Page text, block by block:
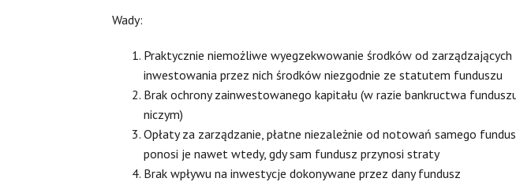
Wady:
Praktycznie niemożliwe wyegzekwowanie środków od
inwestowania przez nich środków niezgodnie ze statutem funduszu
Brak ochrony zainwestowanego kapitału (w razie bankructwa
niczym)
Opłaty za zarządzanie, płatne niezależnie od notowań samego
ponosi je nawet wtedy, gdy sam fundusz przynosi straty
Brak wpływu na inwestycje dokonywane przez dany fundusz